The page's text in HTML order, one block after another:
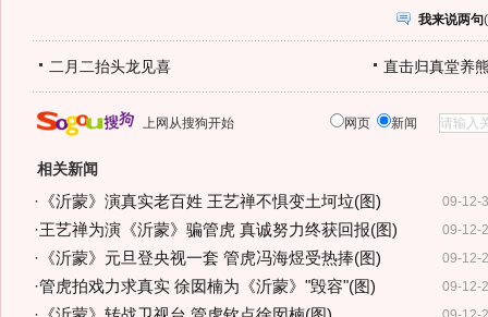
我来说两句(
二月二抬头龙见喜 直击归真堂养
上网从搜狗开始 网页 新闻
相关新闻
09-12-
· 《沂蒙》演真实老百姓 王艺禅不惧变土坷垃(图)
09-12-
·王艺禅为演《沂蒙》骗管虎 真诚努力终获回报(图)
09-12-
· 《沂蒙》元旦登央视一套 管虎冯海煜受热捧(图)
09-12-
·管虎拍戏力求真实 徐囡楠为《沂蒙》"毁容"(图)